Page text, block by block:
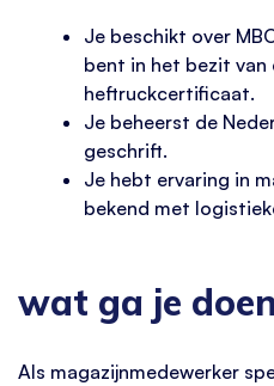
Je beschikt over
bent in het bezit van
heftruckcertificaat.
Je beheerst de
geschrift.
Je hebt ervaring in
bekend met
wat ga je
Als magazijnmedewerker